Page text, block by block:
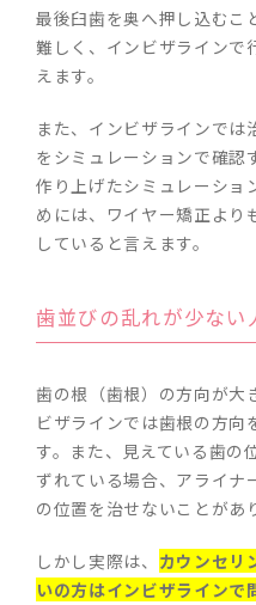
最後臼歯を奥へ押し込むこ
難しく、インビザラインで
えます。
また、インビザラインで
をシミュレーションで確認
作り上げたシミュレーショ
めには、ワイヤー矯正より
していると言えます。
歯並びの乱れが少ない
歯の根（歯根）の方向が大
ビザラインでは歯根の方向
す。また、見えている歯の
ずれている場合、アライナ
の位置を治せないことがあ
しかし実際は、 カウンセリ
いの方はインビザラインで